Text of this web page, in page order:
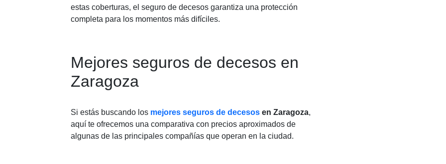
estas coberturas, el seguro de decesos garantiza una protección
completa para los momentos más difíciles.
Mejores seguros de decesos en
Zaragoza
Si estás buscando los mejores seguros de decesos en Zaragoza,
aquí te ofrecemos una comparativa con precios aproximados de
algunas de las principales compañías que operan en la ciudad.